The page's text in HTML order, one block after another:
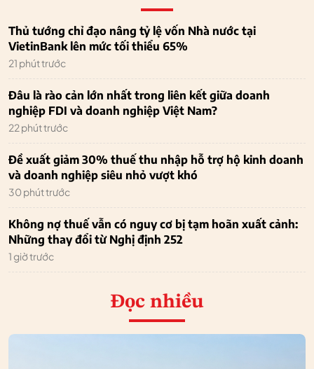
Thủ tướng chỉ đạo nâng tỷ lệ vốn Nhà nước tại
VietinBank lên mức tối thiểu 65%
21 phút trước
Đâu là rào cản lớn nhất trong liên kết giữa doanh
nghiệp FDI và doanh nghiệp Việt Nam?
22 phút trước
Đề xuất giảm 30% thuế thu nhập hỗ trợ hộ kinh doanh
và doanh nghiệp siêu nhỏ vượt khó
30 phút trước
Không nợ thuế vẫn có nguy cơ bị tạm hoãn xuất cảnh:
Những thay đổi từ Nghị định 252
1 giờ trước
Đọc nhiều